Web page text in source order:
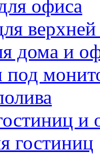
офиса
дома и
под
гостиниц